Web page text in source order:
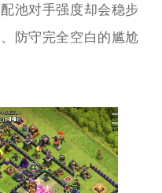
池对手强度却会稳步
防守完全空白的尴尬